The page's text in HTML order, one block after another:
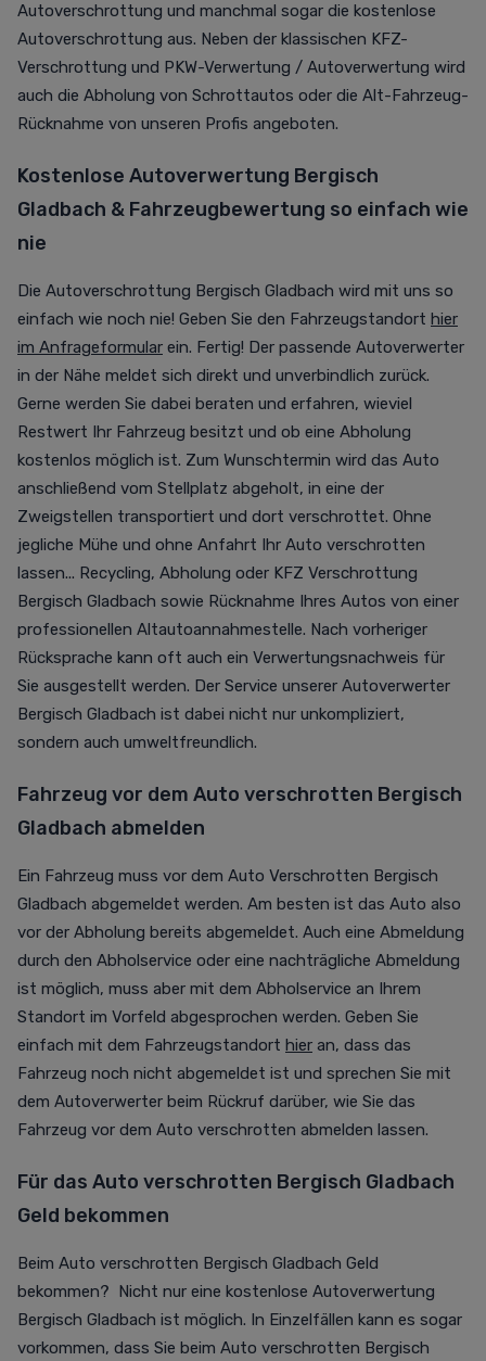
Autoverschrottung und manchmal sogar die kostenlose
Autoverschrottung aus. Neben der klassischen KFZ-
Verschrottung und PKW-Verwertung / Autoverwertung wird
auch die Abholung von Schrottautos oder die Alt-Fahrzeug-
Rücknahme von unseren Profis angeboten.
Kostenlose Autoverwertung Bergisch
Gladbach & Fahrzeugbewertung so einfach wie
nie
Die Autoverschrottung Bergisch Gladbach wird mit uns so
einfach wie noch nie! Geben Sie den Fahrzeugstandort hier
im Anfrageformular ein. Fertig! Der passende Autoverwerter
in der Nähe meldet sich direkt und unverbindlich zurück.
Gerne werden Sie dabei beraten und erfahren, wieviel
Restwert Ihr Fahrzeug besitzt und ob eine Abholung
kostenlos möglich ist. Zum Wunschtermin wird das Auto
anschließend vom Stellplatz abgeholt, in eine der
Zweigstellen transportiert und dort verschrottet. Ohne
jegliche Mühe und ohne Anfahrt Ihr Auto verschrotten
lassen... Recycling, Abholung oder KFZ Verschrottung
Bergisch Gladbach sowie Rücknahme Ihres Autos von einer
professionellen Altautoannahmestelle. Nach vorheriger
Rücksprache kann oft auch ein Verwertungsnachweis für
Sie ausgestellt werden. Der Service unserer Autoverwerter
Bergisch Gladbach ist dabei nicht nur unkompliziert,
sondern auch umweltfreundlich.
Fahrzeug vor dem Auto verschrotten Bergisch
Gladbach abmelden
Ein Fahrzeug muss vor dem Auto Verschrotten Bergisch
Gladbach abgemeldet werden. Am besten ist das Auto also
vor der Abholung bereits abgemeldet. Auch eine Abmeldung
durch den Abholservice oder eine nachträgliche Abmeldung
ist möglich, muss aber mit dem Abholservice an Ihrem
Standort im Vorfeld abgesprochen werden. Geben Sie
einfach mit dem Fahrzeugstandort hier an, dass das
Fahrzeug noch nicht abgemeldet ist und sprechen Sie mit
dem Autoverwerter beim Rückruf darüber, wie Sie das
Fahrzeug vor dem Auto verschrotten abmelden lassen.
Für das Auto verschrotten Bergisch Gladbach
Geld bekommen
Beim Auto verschrotten Bergisch Gladbach Geld
bekommen? Nicht nur eine kostenlose Autoverwertung
Bergisch Gladbach ist möglich. In Einzelfällen kann es sogar
vorkommen, dass Sie beim Auto verschrotten Bergisch